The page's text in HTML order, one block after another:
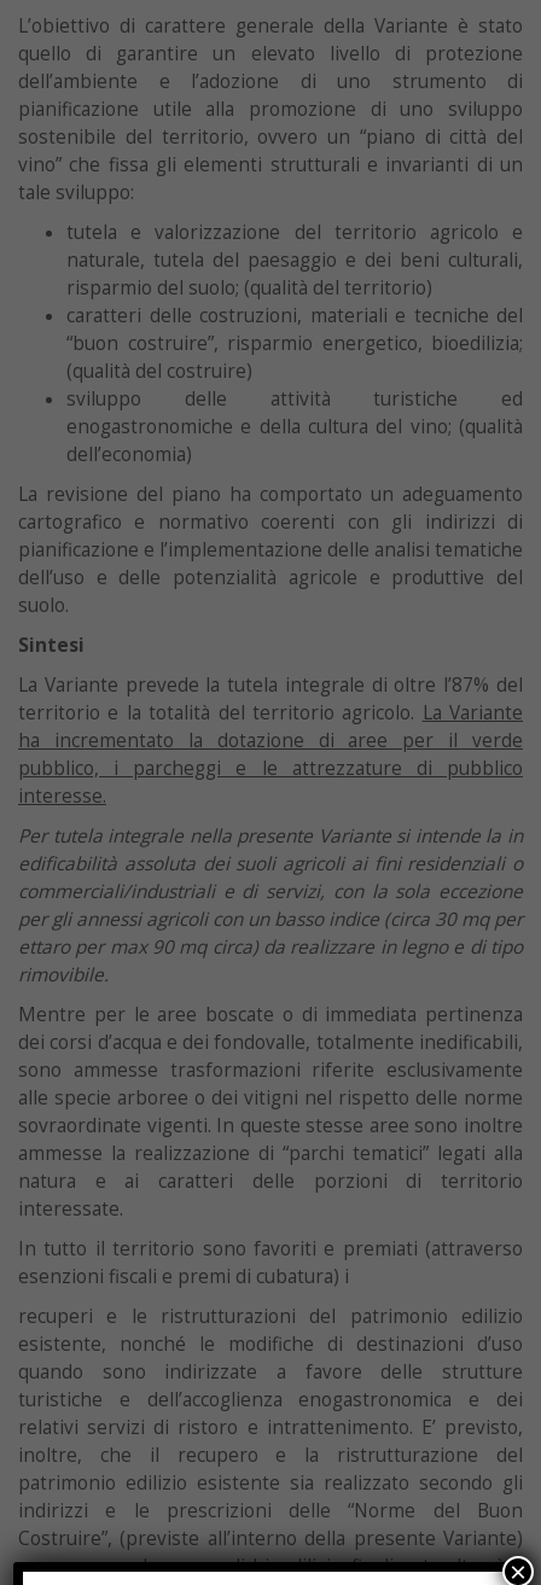
L’obiettivo di carattere generale della Variante è stato
quello di garantire un elevato livello di protezione
dell’ambiente e l’adozione di uno strumento di
pianificazione utile alla promozione di uno sviluppo
sostenibile del territorio, ovvero un “piano di città del
vino” che fissa gli elementi strutturali e invarianti di un
tale sviluppo:
tutela e valorizzazione del territorio agricolo e
naturale, tutela del paesaggio e dei beni culturali,
risparmio del suolo; (qualità del territorio)
caratteri delle costruzioni, materiali e tecniche del
“buon costruire”, risparmio energetico, bioedilizia;
(qualità del costruire)
sviluppo delle attività turistiche ed
enogastronomiche e della cultura del vino; (qualità
dell’economia)
La revisione del piano ha comportato un adeguamento
cartografico e normativo coerenti con gli indirizzi di
pianificazione e l’implementazione delle analisi tematiche
dell’uso e delle potenzialità agricole e produttive del
suolo.
Sintesi
La Variante prevede la tutela integrale di oltre l’87% del
territorio e la totalità del territorio agricolo. La Variante
ha incrementato la dotazione di aree per il verde
pubblico, i parcheggi e le attrezzature di pubblico
interesse.
Per tutela integrale nella presente Variante si intende la in
edificabilità assoluta dei suoli agricoli ai fini residenziali o
commerciali/industriali e di servizi, con la sola eccezione
per gli annessi agricoli con un basso indice (circa 30 mq per
ettaro per max 90 mq circa) da realizzare in legno e di tipo
rimovibile.
Mentre per le aree boscate o di immediata pertinenza
dei corsi d’acqua e dei fondovalle, totalmente inedificabili,
sono ammesse trasformazioni riferite esclusivamente
alle specie arboree o dei vitigni nel rispetto delle norme
sovraordinate vigenti. In queste stesse aree sono inoltre
ammesse la realizzazione di “parchi tematici” legati alla
natura e ai caratteri delle porzioni di territorio
interessate.
In tutto il territorio sono favoriti e premiati (attraverso
esenzioni fiscali e premi di cubatura) i
recuperi e le ristrutturazioni del patrimonio edilizio
esistente, nonché le modifiche di destinazioni d’uso
quando sono indirizzate a favore delle strutture
turistiche e dell’accoglienza enogastronomica e dei
relativi servizi di ristoro e intrattenimento. E’ previsto,
inoltre, che il recupero e la ristrutturazione del
patrimonio edilizio esistente sia realizzato secondo gli
indirizzi e le prescrizioni delle “Norme del Buon
Costruire”, (previste all’interno della presente Variante)
ovvero secondo norme di bioedilizia, finalizzate altresì al
×